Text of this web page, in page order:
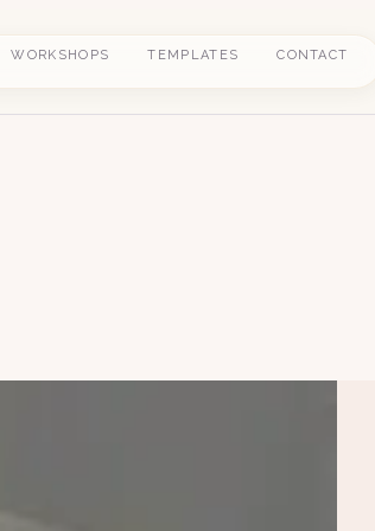
WORKSHOPS TEMPLATES CONTACT